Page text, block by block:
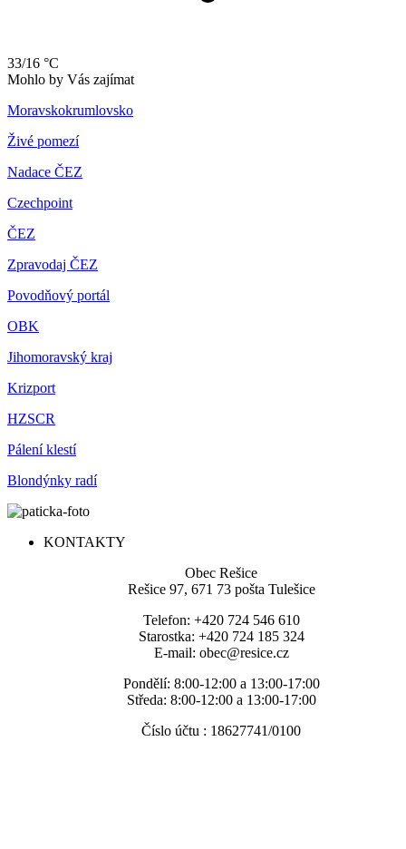
33/16 °C
Mohlo by Vás zajímat
Moravskokrumlovsko
Živé pomezí
Nadace ČEZ
Czechpoint
ČEZ
Zpravodaj ČEZ
Povodňový portál
OBK
Jihomoravský kraj
Krizport
HZSCR
Pálení klestí
Blondýnky radí
KONTAKTY
Obec Rešice
Rešice 97, 671 73 pošta Tulešice
Telefon: +420 724 546 610
Starostka: +420 724 185 324
E-mail: obec@resice.cz
Pondělí: 8:00-12:00 a 13:00-17:00
Středa: 8:00-12:00 a 13:00-17:00
Číslo účtu : 18627741/0100